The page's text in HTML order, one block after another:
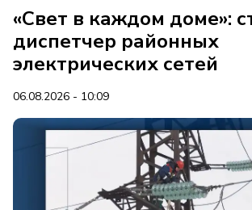
«Свет в каждом доме»:
диспетчер районных
электрических сетей
06.08.2026 - 10:09